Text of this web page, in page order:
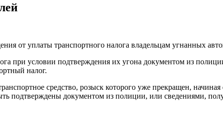
от уплаты транспортного налога владельцам угнанных
при условии подтверждения их угона документом из
налог.
средство, розыск которого уже прекращен, начиная
подтверждены документом из полиции, или сведениями,